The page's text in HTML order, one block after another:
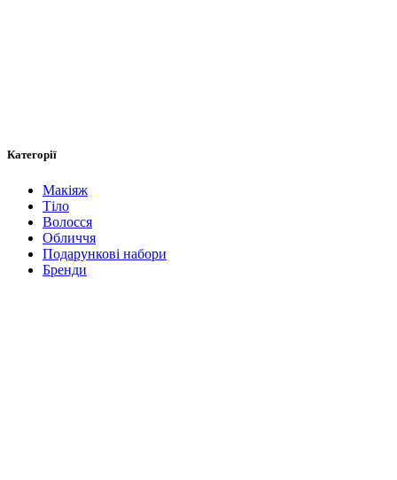
Категорії
Макіяж
Тіло
Волосся
Обличчя
Подарункові набори
Бренди